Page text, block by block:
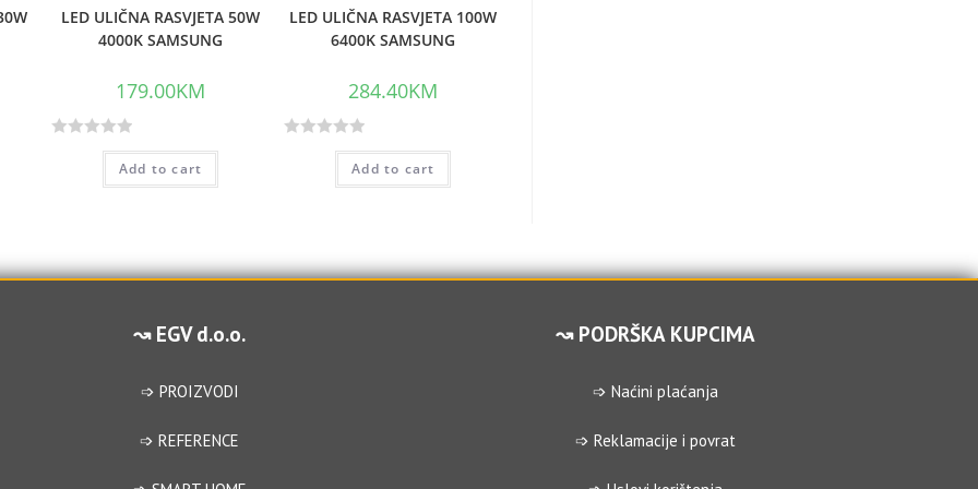
LED ULIČNA RASVJETA 50W
4000K SAMSUNG
179.00KM
0
Add to cart
LED ULIČNA RASVJETA 100W
6400K SAMSUNG
284.40KM
0
Add to cart
↝ EGV d.o.o.
➩ PROIZVODI
➩ REFERENCE
↝ PODRŠKA KUPCIMA
➩ Naćini plaćanja
➩ Reklamacije i povrat